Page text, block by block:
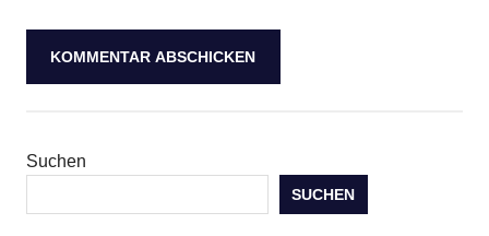
Suchen
SUCHEN